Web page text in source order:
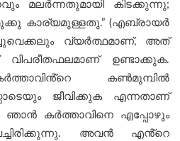
മലർന്നതുമായി കിടക്കുന്നു;
കാര്യമുള്ളതു.” (എബ്രായർ
വ്യർത്ഥമാണ്, അത്
ഉണ്ടാക്കുക.
കൺമുമ്പിൽ
ജീവിക്കുക എന്നതാണ്
കർത്താവിനെ എപ്പോഴും
അവൻ എൻ്റെ